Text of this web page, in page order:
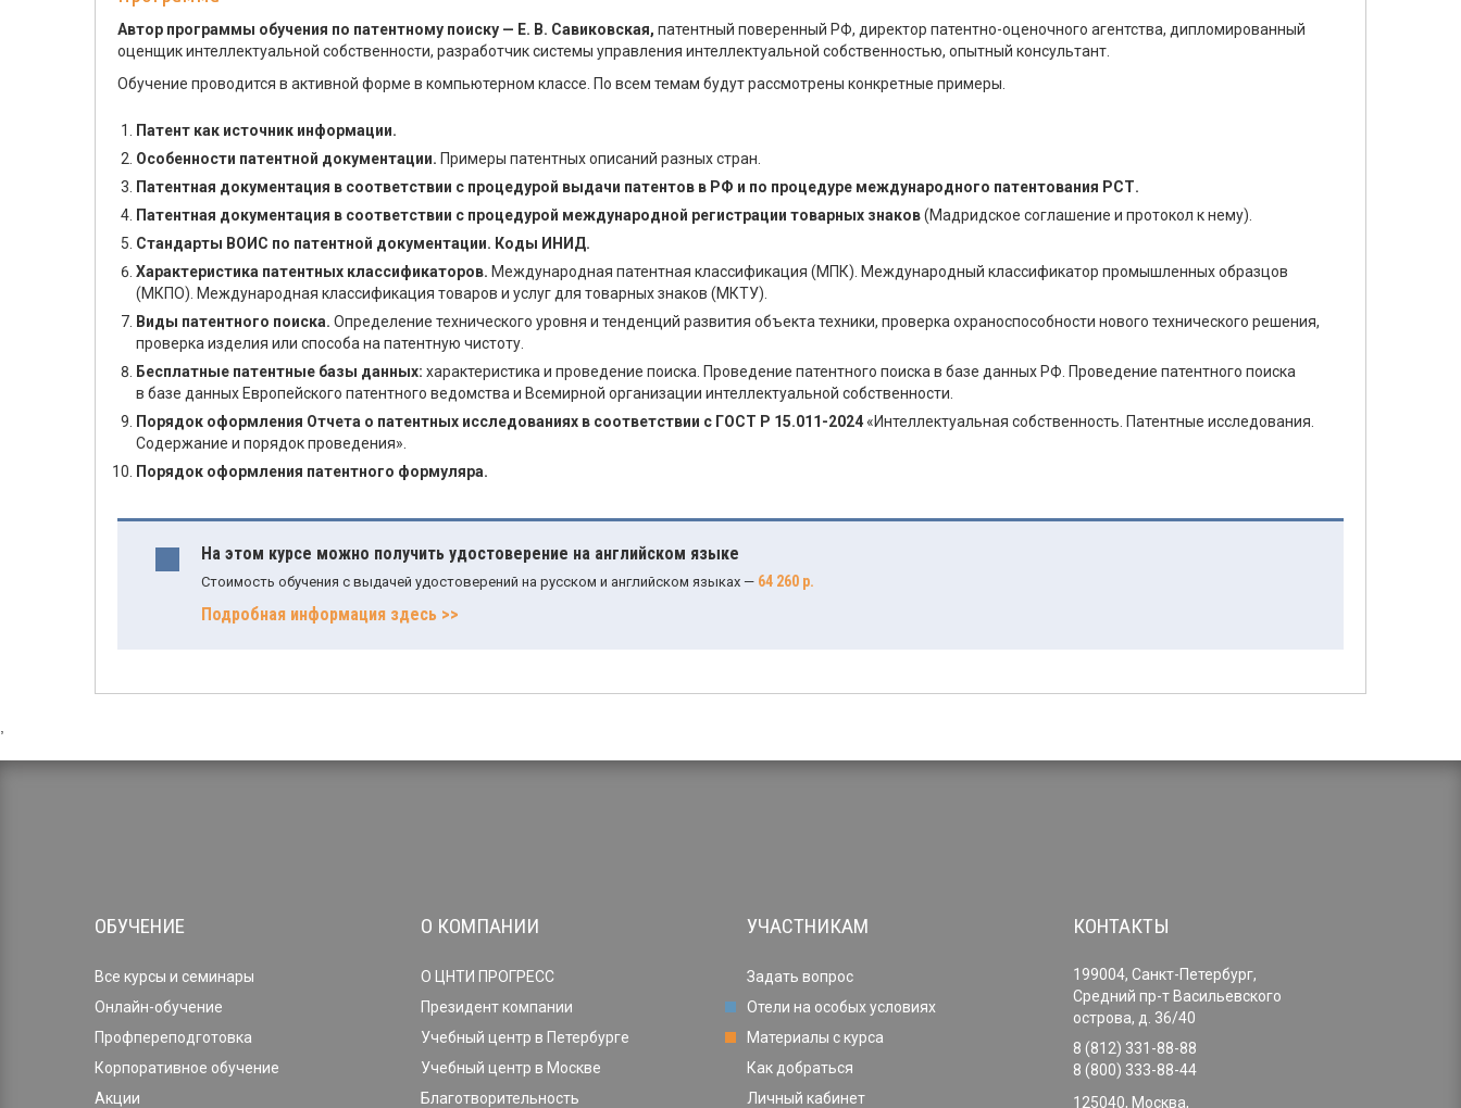
Автор программы обучения по патентному поиску — Е. В. Савиковская, патентный поверенный РФ, директор патентно-оценочного агентства, дипломированный
оценщик интеллектуальной собственности, разработчик системы управления интеллектуальной собственностью, опытный консультант.
Обучение проводится в активной форме в компьютерном классе. По всем темам будут рассмотрены конкретные примеры.
Патент как источник информации.
Особенности патентной документации. Примеры патентных описаний разных стран.
Патентная документация в соответствии с процедурой выдачи патентов в РФ и по процедуре международного патентования РСТ.
Патентная документация в соответствии с процедурой международной регистрации товарных знаков(Мадридское соглашение и протокол к нему).
Стандарты ВОИС по патентной документации. Коды ИНИД.
Характеристика патентных классификаторов. Международная патентная классификация (МПК). Международный классификатор промышленных образцов
(МКПО). Международная классификация товаров и услуг для товарных знаков (МКТУ).
Виды патентного поиска. Определение технического уровня и тенденций развития объекта техники, проверка охраноспособности нового технического решения,
проверка изделия или способа на патентную чистоту.
Бесплатные патентные базы данных: характеристика и проведение поиска. Проведение патентного поиска в базе данных РФ. Проведение патентного поиска
в базе данных Европейского патентного ведомства и Всемирной организации интеллектуальной собственности.
Порядок оформления Отчета о патентных исследованиях в соответствии с ГОСТ Р 15.011-2024«Интеллектуальная собственность. Патентные исследования.
Содержание и порядок проведения».
Порядок оформления патентного формуляра.
На этом курсе можно получить удостоверение на английском языке
Стоимость обучения с выдачей удостоверений на русском и английском языках — 64 260 р.
Подробная информация здесь >>
ОБУЧЕНИЕ
Все курсы и семинары
Онлайн-обучение
Профпереподготовка
Корпоративное обучение
Акции
О КОМПАНИИ
О ЦНТИ ПРОГРЕСС
Президент компании
Учебный центр в Петербурге
Учебный центр в Москве
Благотворительность
УЧАСТНИКАМ
Задать вопрос
Отели на особых условиях
Материалы с курса
Как добраться
Личный кабинет
КОНТАКТЫ
199004, Санкт-Петербург,
Средний пр-т Васильевского
острова, д. 36/40
8 (812) 331-88-88
8 (800) 333-88-44
125040, Москва,